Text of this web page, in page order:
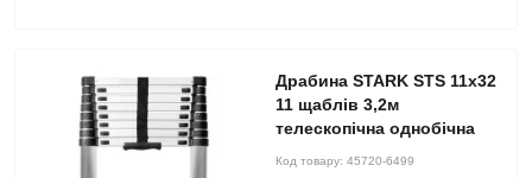
Драбина STARK STS 11х32
11 щаблів 3,2м
телескопічна однобічна
Код товару: 45720-6499